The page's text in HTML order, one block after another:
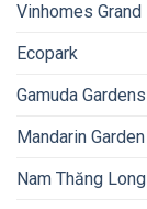
Vinhomes Grand
Ecopark
Gamuda Gardens
Mandarin Garden
Nam Thăng Long